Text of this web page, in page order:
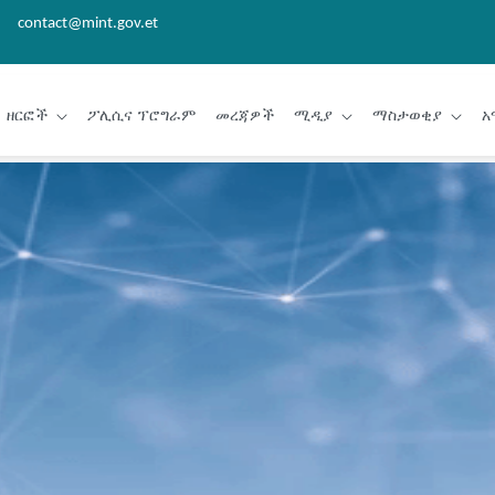
contact@mint.gov.et
ዘርፎች ፖሊሲና ፕሮግራም መረጃዎች ሚዲያ ማስታወቂያ